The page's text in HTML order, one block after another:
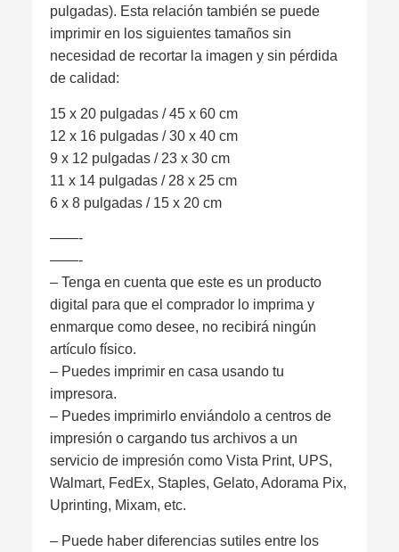
pulgadas). Esta relación también se puede
imprimir en los siguientes tamaños sin
necesidad de recortar la imagen y sin pérdida
de calidad:
15 x 20 pulgadas / 45 x 60 cm
12 x 16 pulgadas / 30 x 40 cm
9 x 12 pulgadas / 23 x 30 cm
11 x 14 pulgadas / 28 x 25 cm
6 x 8 pulgadas / 15 x 20 cm
——-
——-
– Tenga en cuenta que este es un producto
digital para que el comprador lo imprima y
enmarque como desee, no recibirá ningún
artículo físico.
– Puedes imprimir en casa usando tu
impresora.
– Puedes imprimirlo enviándolo a centros de
impresión o cargando tus archivos a un
servicio de impresión como Vista Print, UPS,
Walmart, FedEx, Staples, Gelato, Adorama Pix,
Uprinting, Mixam, etc.
– Puede haber diferencias sutiles entre los